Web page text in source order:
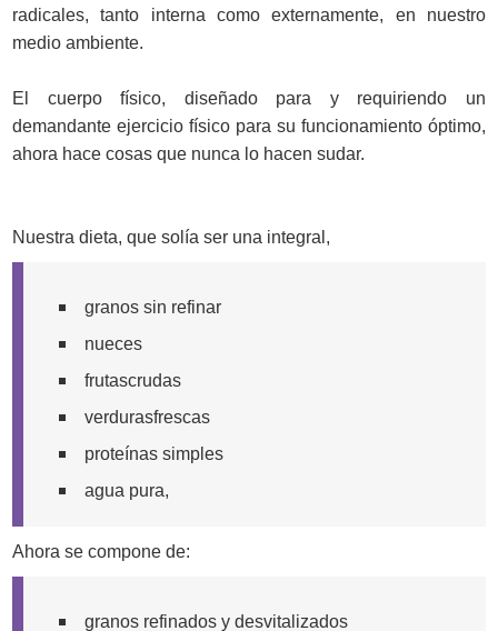
radicales, tanto interna como externamente, en nuestro
medio ambiente.
El cuerpo físico, diseñado para y requiriendo un
demandante ejercicio físico para su funcionamiento óptimo,
ahora hace cosas que nunca lo hacen sudar.
Nuestra dieta, que solía ser una integral,
granos sin refinar
nueces
frutascrudas
verdurasfrescas
proteínas simples
agua pura,
Ahora se compone de:
granos refinados y desvitalizados